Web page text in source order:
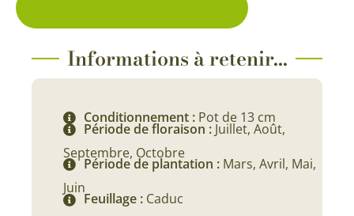
Informations à retenir...
Conditionnement : Pot de 13 cm
Période de floraison : Juillet, Août,
Septembre, Octobre
Période de plantation : Mars, Avril, Mai,
Juin
Feuillage : Caduc